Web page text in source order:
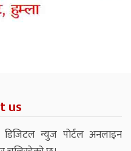
us
डिजिटल न्युज पोर्टल अनलाइन